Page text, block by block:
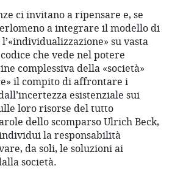
ci invitano a ripensare e, se
a integrare il modello di
su vasta
che vede nel potere
complessiva della «società»
il compito di affrontare i
esistenziale sui
loro risorse del tutto
dello scomparso Ulrich Beck,
la responsabilità
da soli, le soluzioni ai
società.